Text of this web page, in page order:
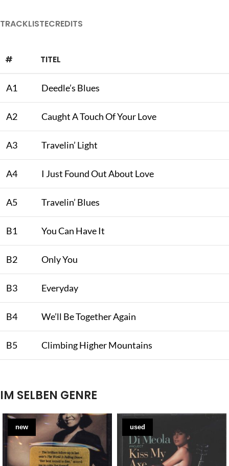
TRACKLISTECREDITS
# TITEL
A1 Deedle’s Blues
A2 Caught A Touch Of Your Love
A3 Travelin’ Light
A4 I Just Found Out About Love
A5 Travelin’ Blues
B1 You Can Have It
B2 Only You
B3 Everyday
B4 We’ll Be Together Again
B5 Climbing Higher Mountains
IM SELBEN GENRE
new used